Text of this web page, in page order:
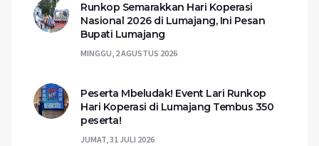
Runkop Semarakkan Hari Koperasi
Nasional 2026 di Lumajang, Ini Pesan
Bupati Lumajang
MINGGU, 2 AGUSTUS 2026
Peserta Mbeludak! Event Lari Runkop
Hari Koperasi di Lumajang Tembus 350
peserta!
JUMAT, 31 JULI 2026